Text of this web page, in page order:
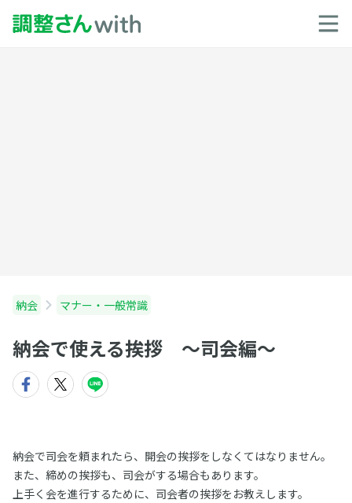
納会 マナー・一般常識
納会で使える挨拶 〜司会編〜
納会で司会を頼まれたら、開会の挨拶をしなくてはなりません。
また、締めの挨拶も、司会がする場合もあります。
上手く会を進行するために、司会者の挨拶をお教えします。